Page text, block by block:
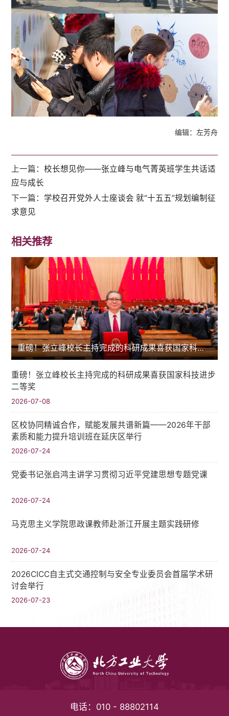
编辑：左芳舟
上一篇：校长想见你——张立峰与电气菁英班学生共话适
应与成长
下一篇： 学校召开党外人士座谈会 就“十五五”规划编制征
求意见
相关推荐
重磅！张立峰校长主持完成的科研成果喜获国家科技进步二等奖
重磅！张立峰校长主持完成的科研成果喜获国家科技进步
二等奖
2026-07-08
区校协同精诚合作，赋能发展共谱新篇——2026年干部
素质和能力提升培训班在延庆区举行
2026-07-24
党委书记张启鸿主讲学习贯彻习近平党建思想专题党课
2026-07-24
马克思主义学院思政课教师赴浙江开展主题实践研修
2026-07-24
2026CICC自主式交通控制与安全专业委员会首届学术研
讨会举行
2026-07-23
电话： 010 - 88802114